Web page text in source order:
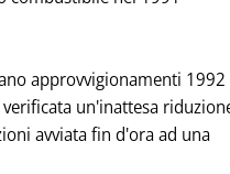
approvvigionamenti 1992
un'inattesa
avviata fin d'ora ad una